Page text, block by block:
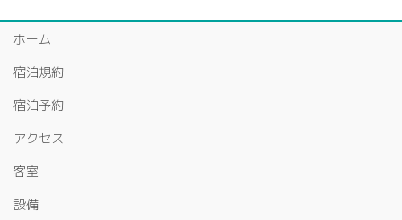
ホーム
宿泊規約
宿泊予約
アクセス
客室
設備